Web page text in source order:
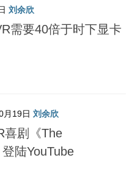
刘余欣
需要40倍于时下显卡
月19日 刘余欣
喜剧《The
陆YouTube